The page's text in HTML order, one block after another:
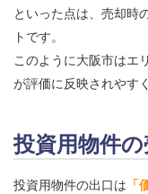
といった点は、売却時
トです。
このように大阪市はエ
が評価に反映されやす
投資用物件
投資用物件の出口は